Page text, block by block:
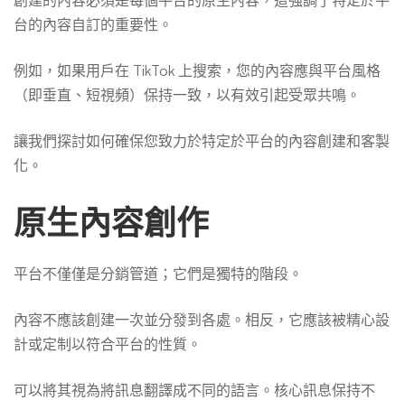
台的內容自訂的重要性。
例如，如果用戶在 TikTok 上搜索，您的內容應與平台風格
（即垂直、短視頻）保持一致，以有效引起受眾共鳴。
讓我們探討如何確保您致力於特定於平台的內容創建和客製
化。
原生內容創作
平台不僅僅是分銷管道；它們是獨特的階段。
內容不應該創建一次並分發到各處。相反，它應該被精心設
計或定制以符合平台的性質。
可以將其視為將訊息翻譯成不同的語言。核心訊息保持不